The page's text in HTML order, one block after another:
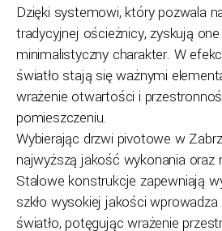
Dzięki systemowi, który pozwala
tradycyjnej ościeżnicy, zyskują
minimalistyczny charakter. W
światło stają się ważnymi
wrażenie otwartości i
pomieszczeniu.
Wybierając drzwi pivotowe w
najwyższą jakość wykonania oraz
Stalowe konstrukcje zapewniają
szkło wysokiej jakości
światło, potęgując wrażenie